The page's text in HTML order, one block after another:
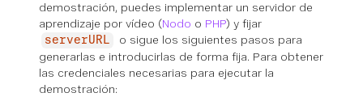
demostración, puedes implementar un servidor de
aprendizaje por vídeo (Nodo o PHP) y fijar
serverURL
o sigue los siguientes pasos para
generarlas e introducirlas de forma fija. Para obtener
las credenciales necesarias para ejecutar la
demostración: